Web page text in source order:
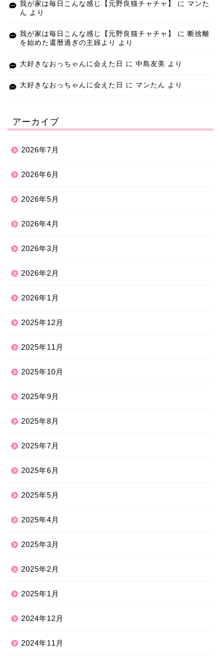
我が家は毎日こんな感じ【元野良猫チャチャ】 に マンた
ん より
我が家は毎日こんな感じ【元野良猫チャチャ】 に 断捨離
を始めた還暦過ぎの主婦より
より
大好きなおっちゃんに会えた日 に 中島友美 より
大好きなおっちゃんに会えた日 に マンたん より
アーカイブ
2026年7月
2026年6月
2026年5月
2026年4月
2026年3月
2026年2月
2026年1月
2025年12月
2025年11月
2025年10月
2025年9月
2025年8月
2025年7月
2025年6月
2025年5月
2025年4月
2025年3月
2025年2月
2025年1月
2024年12月
2024年11月